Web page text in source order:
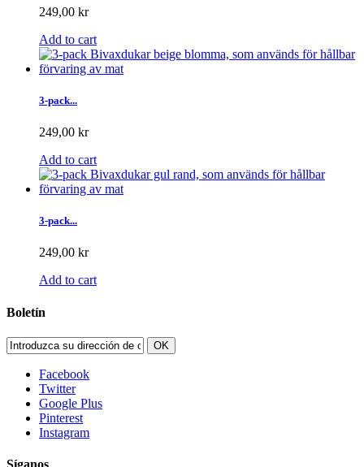
249,00 kr
Add to cart
3-pack...
249,00 kr
Add to cart
3-pack...
249,00 kr
Add to cart
Boletín
OK
Facebook
Twitter
Google Plus
Pinterest
Instagram